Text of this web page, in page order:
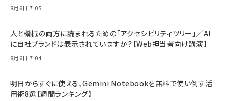
8月6日 7:05
人と機械の両方に読まれるための「アクセシビリティツリー」／AI
に自社ブランドは表示されていますか？【Web担当者向け講演】
8月6日 7:04
明日からすぐに使える、Gemini Notebookを無料で使い倒す活
用術8選【週間ランキング】